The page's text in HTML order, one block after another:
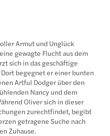
Armut und Unglück
gewagte Flucht aus dem
sich in das geschäftige
begegnet er einer bunten
Artful Dodger über den
Nancy und dem
Oliver sich in dieser
zurechtfindet, begibt
getragene Suche nach
Zuhause.